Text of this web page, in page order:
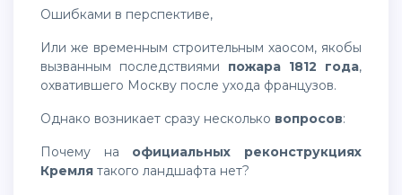
ошибками в перспективе,
или же временным строительным хаосом, якобы
вызванным последствиями пожара 1812 года,
охватившего Москву после ухода французов.
Однако возникает сразу несколько вопросов:
Почему на официальных реконструкциях
Кремля такого ландшафта нет?